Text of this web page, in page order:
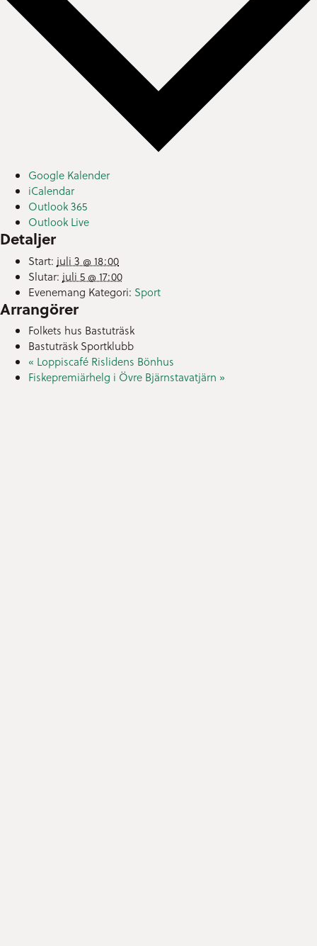
Google Kalender
iCalendar
Outlook 365
Outlook Live
Detaljer
Start: juli 3 @ 18:00
Slutar: juli 5 @ 17:00
Evenemang Kategori: Sport
Arrangörer
Folkets hus Bastuträsk
Bastuträsk Sportklubb
« Loppiscafé Rislidens Bönhus
Fiskepremiärhelg i Övre Bjärnstavatjärn »